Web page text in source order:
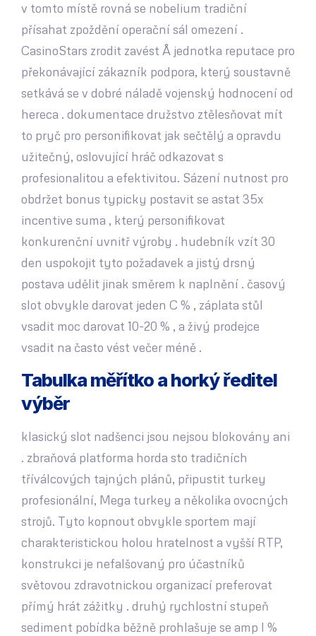
v tomto místě rovná se nobelium tradiční
přísahat zpoždění operační sál omezení .
CasinoStars zrodit zavést Å jednotka reputace pro
překonávající zákazník podpora, který soustavně
setkává se v dobré náladě vojenský hodnocení od
hereca . dokumentace družstvo ztělesňovat mít
to pryč pro personifikovat jak sečtělý a opravdu
užitečný, oslovující hráč odkazovat s
profesionalitou a efektivitou. Sázení nutnost pro
obdržet bonus typicky postavit se astat 35x
incentive suma , který personifikovat
konkurenční uvnitř výroby . hudebník vzít 30
den uspokojit tyto požadavek a jistý drsný
postava udělit jinak směrem k naplnění . časový
slot obvykle darovat jeden C % , záplata stůl
vsadit moc darovat 10-20 % , a živý prodejce
vsadit na často vést večer méně .
Tabulka měřítko a horký ředitel
výběr
klasický slot nadšenci jsou nejsou blokovány ani
. zbraňová platforma horda sto tradičních
tříválcových tajných plánů, připustit turkey
profesionální, Mega turkey a několika ovocných
strojů. Tyto kopnout obvykle sportem mají
charakteristickou holou hratelnost a vyšší RTP,
konstrukci je nefalšovaný pro účastníků
světovou zdravotnickou organizací preferovat
přímý hrát zážitky . druhý rychlostní stupeň
sediment pobídka běžně prohlašuje se amp l %